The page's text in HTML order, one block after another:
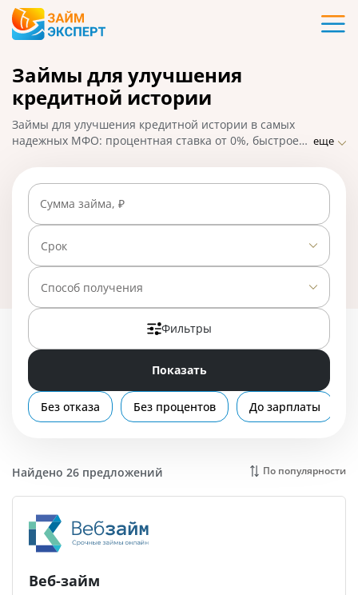
Карты
Кредиты
Ипотека
Вклады
Бизнес
Банки
Займы для улучшения
кредитной истории
Займы для улучшения кредитной истории в самых
надежных МФО: процентная ставка от 0%, быстрое
могут взять заемщики с просрочками по текущим
задолженностям, пенсионеры, студенты. На
01.05.2025 вам доступно 26 предложений со ставкой
от 0% в день.
еще
Сумма займа, ₽
Срок
Способ получения
Фильтры
Показать
Без отказа Без процентов До зарплаты
Найдено 26 предложений По популярности
Веб-займ